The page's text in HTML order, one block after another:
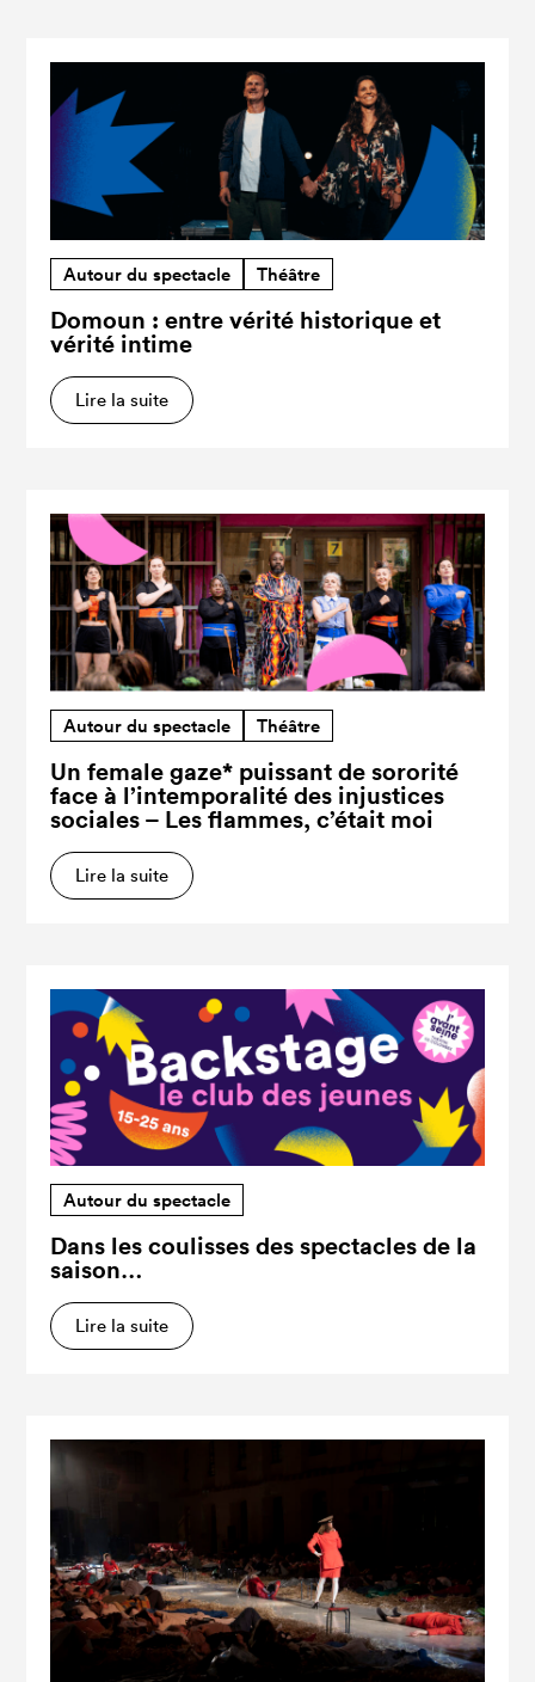
Autour du spectacle Théâtre
Domoun : entre vérité historique et
vérité intime
Lire la suite
Autour du spectacle Théâtre
Un female gaze* puissant de sororité
face à l’intemporalité des injustices
sociales – Les flammes, c’était moi
Lire la suite
Autour du spectacle
Dans les coulisses des spectacles de la
saison…
Lire la suite